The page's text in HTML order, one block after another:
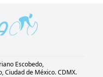
Escobedo,
Ciudad de México. CDMX.